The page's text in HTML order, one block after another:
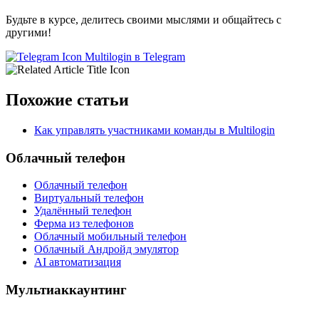
Будьте в курсе, делитесь своими мыслями и общайтесь с
другими!
Multilogin в Telegram
Похожие статьи
Как управлять участниками команды в Multilogin
Облачный телефон
Облачный телефон
Виртуальный телефон
Удалённый телефон
Ферма из телефонов
Облачный мобильный телефон
Облачный Андройд эмулятор
AI автоматизация
Мультиаккаунтинг